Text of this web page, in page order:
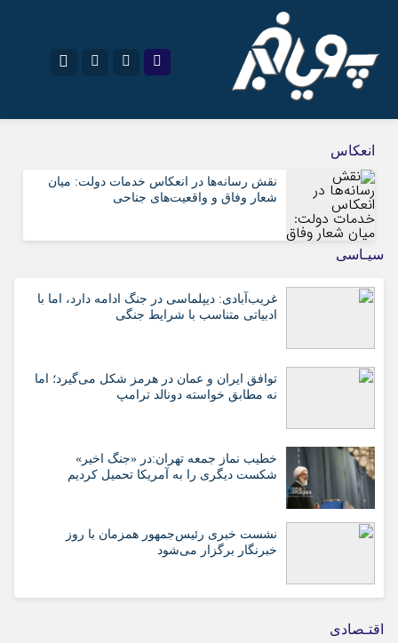
سروش
آپارات رمز عبور
انعکاس
نقش رسانه‌ها در انعکاس خدمات دولت: میان
شعار وفاق و واقعیت‌های جناحی
سیـاسی
غریب‌آبادی: دیپلماسی در جنگ ادامه دارد، اما با
ادبیاتی متناسب با شرایط جنگی
توافق ایران و عمان در هرمز شکل می‌گیرد؛ اما
نه مطابق خواسته دونالد ترامپ
خطیب نماز جمعه تهران:در «جنگ اخیر»
شکست دیگری را به آمریکا تحمیل کردیم
نشست خبری رئیس‌جمهور همزمان با روز
خبرنگار برگزار می‌شود
اقتـصادی